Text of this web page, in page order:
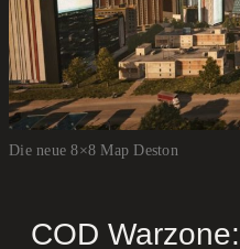
Die neue 8×8 Map Deston
COD